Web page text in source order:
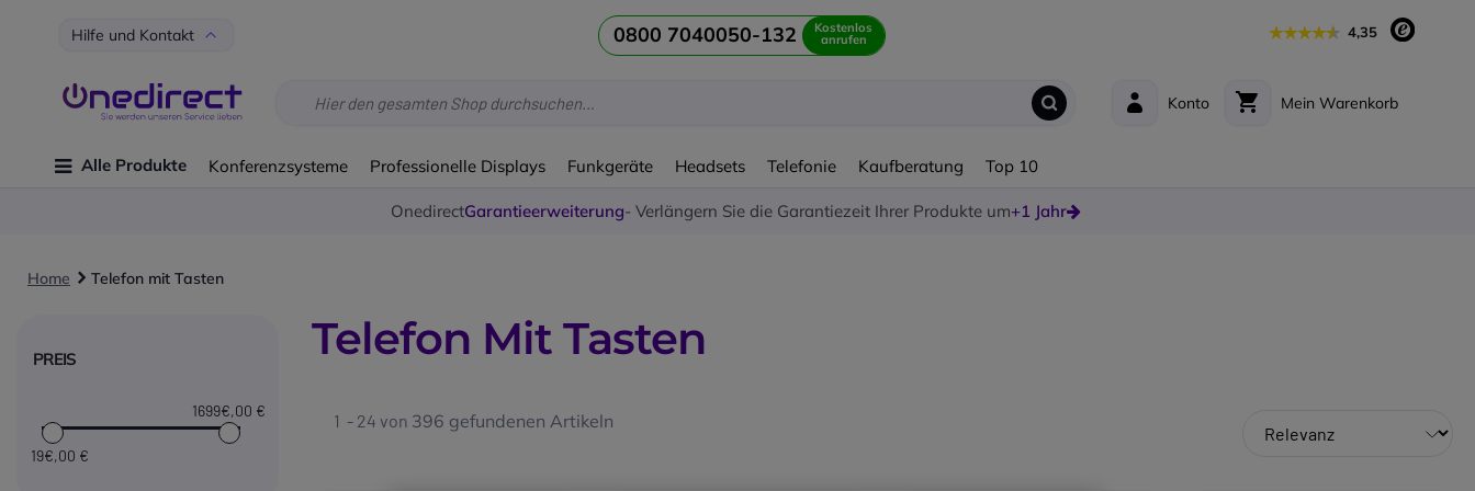
Hilfe und Kontakt 0800 7040050-132 Kostenlos
anrufen 4,35
Konto Mein Warenkorb
Alle Produkte Konferenzsysteme Professionelle Displays Funkgeräte Headsets Telefonie Kaufberatung Top 10
OnedirectGarantieerweiterung- Verlängern Sie die Garantiezeit Ihrer Produkte um+1 Jahr
Home Telefon mit Tasten
PREIS
19€,00 €
1699€,00 €
Telefon Mit Tasten
1 - 24 von 396 gefundenen Artikeln